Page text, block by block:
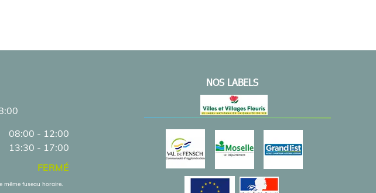
08:00 - 12:00
13:30 - 17:00
FERMÉ
même fuseau horaire.
NOS LABELS